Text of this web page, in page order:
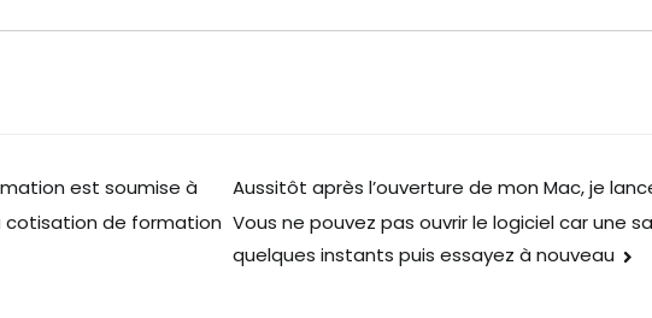
est soumise à
cotisation de formation
Aussitôt après l’ouverture de mon Mac, je
Vous ne pouvez pas ouvrir le logiciel car une
quelques instants puis essayez à nouveau